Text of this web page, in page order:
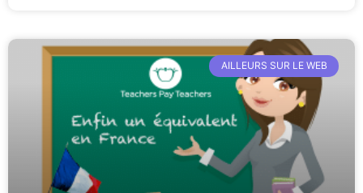
AILLEURS SUR LE WEB